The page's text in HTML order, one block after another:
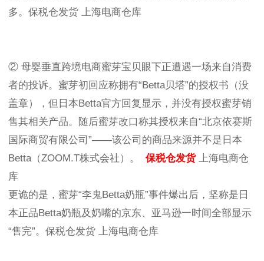
多。保税仓发货 上海电商仓库
② 母婴垂直跨境电商蜜芽宝贝眼下正遭遇一场来自消费
者的投诉。蜜芽初回应称拥有“Betta贝塔”的授权书（没
盖章），但日本Betta官方回复显示，并没有授权蜜芽销
售其相关产品。随后蜜芽改口称其授权来自“北京依赛斯
国际商贸有限公司”——该公司的商品来源并不是日本
Betta（ZOOM.T株式会社）。
保税仓发货
上海电商仓
库
更诡的是，蜜芽“李鬼Betta奶瓶”事件爆出后，坚称是日
本正品Betta奶瓶及奶嘴的京东、亚马逊一时间全部显示
“售完”。保税仓发货 上海电商仓库